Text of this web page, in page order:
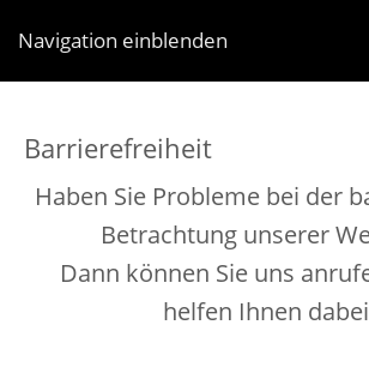
Navigation einblenden
Barrierefreiheit
Haben Sie Probleme bei der
Betrachtung unserer
Dann können Sie uns
helfen Ihnen